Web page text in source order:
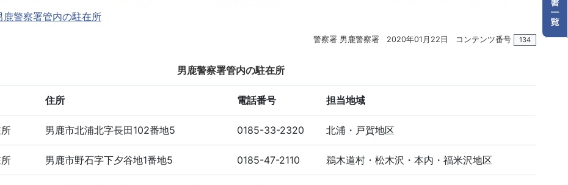
鹿警察署管内の駐在所
警察署 男鹿警察署 2020年01月22日 コンテンツ番号 134
男鹿警察署管内の駐在所
住所 電話番号 担当地域
男鹿市北浦北字長田102番地5 0185-33-2320 北浦・戸賀地区
男鹿市野石字下夕谷地1番地5 0185-47-2110 鵜木道村・松木沢・本内・福米沢地区